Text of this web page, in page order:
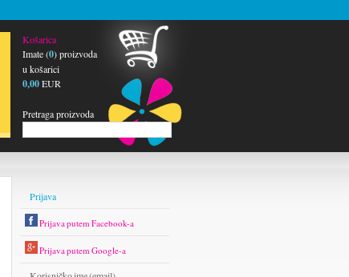
Košarica
Imate (0) proizvoda
u košarici
0,00EUR
Pretraga proizvoda
Prijava
Prijava putem Facebook-a
Prijava putem Google-a